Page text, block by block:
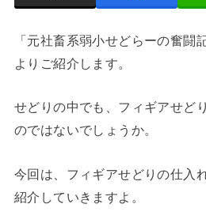
「元社畜系弱小せどらーの奮闘
よりご紹介します。
せどりの中でも、フィギアせど
のではないでしょうか。
今回は、フィギアせどりの仕入
紹介していきますよ。